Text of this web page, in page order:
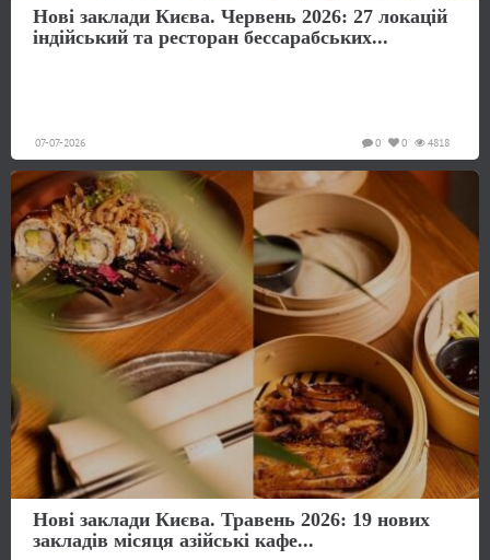
Нові заклади Києва. Червень 2026: 27 локацій
індійський та ресторан бессарабських...
07-07-2026 4818
0
0
Нові заклади Києва. Травень 2026: 19 нових
закладів місяця азійські кафе...